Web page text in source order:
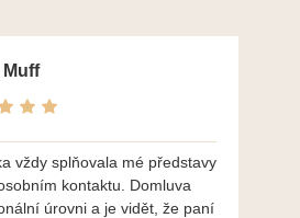
Muff
vždy splňovala mé představy
kontaktu. Domluva
úrovni a je vidět, že paní